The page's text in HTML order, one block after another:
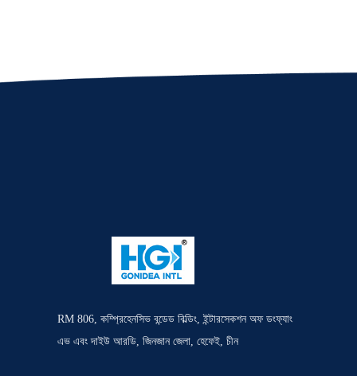
RM 806, কম্প্রিহেনসিভ বন্ডেড বিল্ডিং, ইন্টারসেকশন অফ ডংফ্যাং
এভ এবং দাইউ আরডি, জিনজান জেলা, হেফেই, চীন